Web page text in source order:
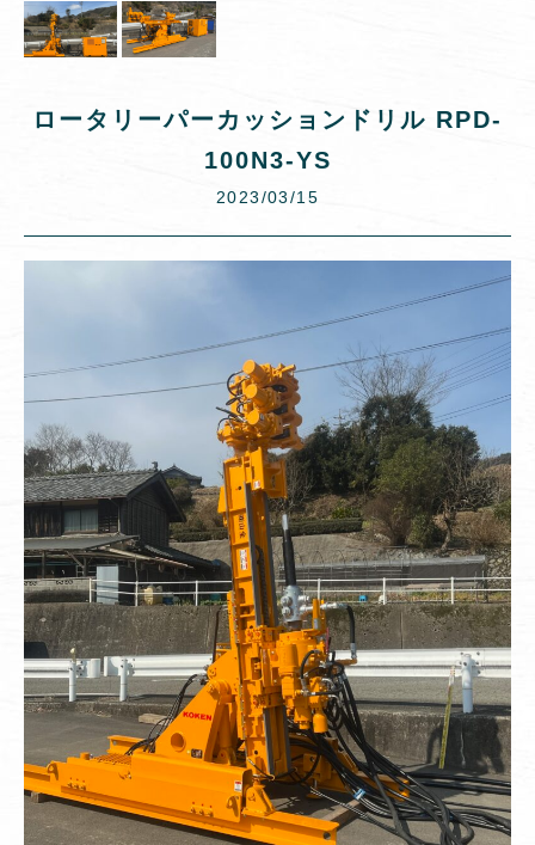
ロータリーパーカッションドリル RPD-
100N3-YS
2023/03/15